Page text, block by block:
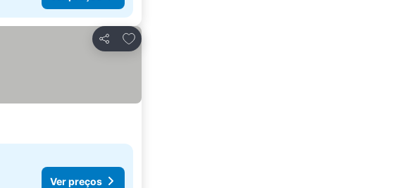
Partilhar
Adicionar aos favoritos
Ver preços